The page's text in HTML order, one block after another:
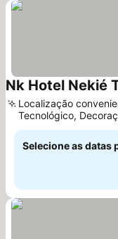
Nk Hotel Nekié
Localização
Tecnológico,
tradicional Nayarita
Selecione as datas